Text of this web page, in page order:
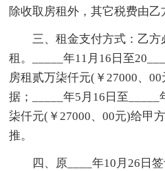
除收取房租外，其它税费由乙
三、租金支付方式：乙
租。_____年11月16日至
房租贰万柒仟元(￥27000、
据；_____年5月16日至
柒仟元(￥27000、00元)给甲
推。
四、原____年10月26日